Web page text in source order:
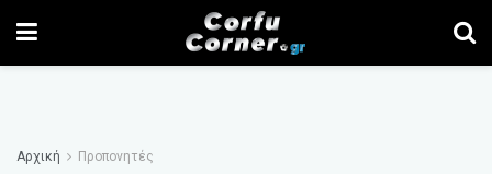
Αρχική Προπονητές